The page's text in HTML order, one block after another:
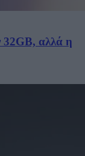
32GB, αλλά η